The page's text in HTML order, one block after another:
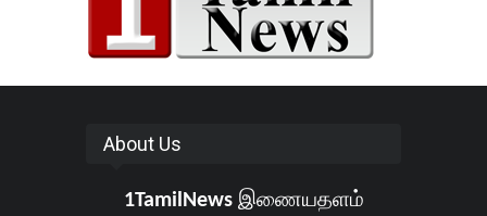
About Us
1TamilNewsஇணையதளம்